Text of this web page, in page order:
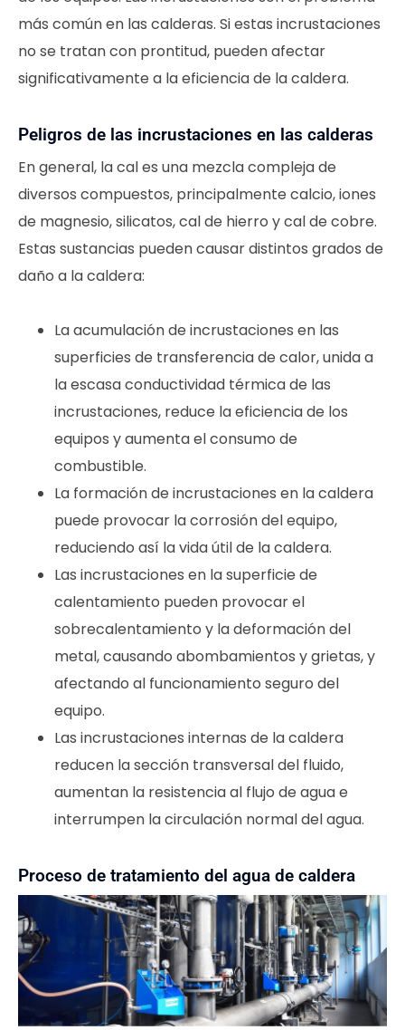
más común en las calderas. Si estas incrustaciones
no se tratan con prontitud, pueden afectar
significativamente a la eficiencia de la caldera.
Peligros de las incrustaciones en las calderas
En general, la cal es una mezcla compleja de
diversos compuestos, principalmente calcio, iones
de magnesio, silicatos, cal de hierro y cal de cobre.
Estas sustancias pueden causar distintos grados de
daño a la caldera:
La acumulación de incrustaciones en las
superficies de transferencia de calor, unida a
la escasa conductividad térmica de las
incrustaciones, reduce la eficiencia de los
equipos y aumenta el consumo de
combustible.
La formación de incrustaciones en la caldera
puede provocar la corrosión del equipo,
reduciendo así la vida útil de la caldera.
Las incrustaciones en la superficie de
calentamiento pueden provocar el
sobrecalentamiento y la deformación del
metal, causando abombamientos y grietas, y
afectando al funcionamiento seguro del
equipo.
Las incrustaciones internas de la caldera
reducen la sección transversal del fluido,
aumentan la resistencia al flujo de agua e
interrumpen la circulación normal del agua.
Proceso de tratamiento del agua de caldera